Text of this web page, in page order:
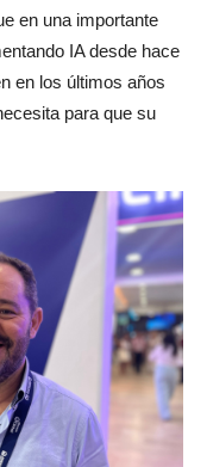
en una importante
IA desde hace
en los últimos años
para que su